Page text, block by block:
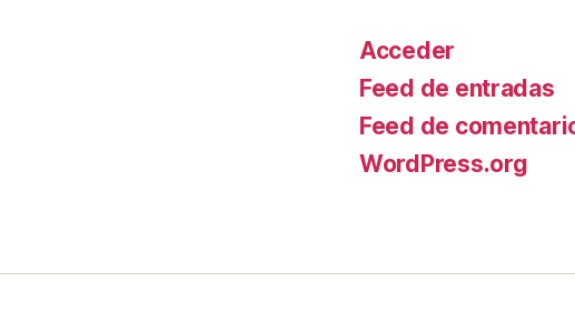
Acceder
Feed de entradas
Feed de
WordPress.org